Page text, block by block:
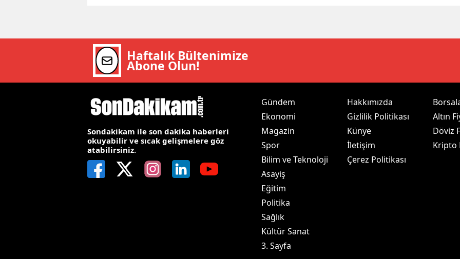
Karaman
Haftalık Bültenimize
Abone Olun!
Sondakikam ile son dakika haberleri
okuyabilir ve sıcak gelişmelere göz
atabilirsiniz.
Gündem
Ekonomi
Magazin
Spor
Bilim ve Teknoloji
Asayiş
Eğitim
Politika
Sağlık
Kültür Sanat
3. Sayfa
Hakkımızda
Gizlilik Politikası
Künye
İletişim
Çerez Politikası
Altın
Döviz
Kripto